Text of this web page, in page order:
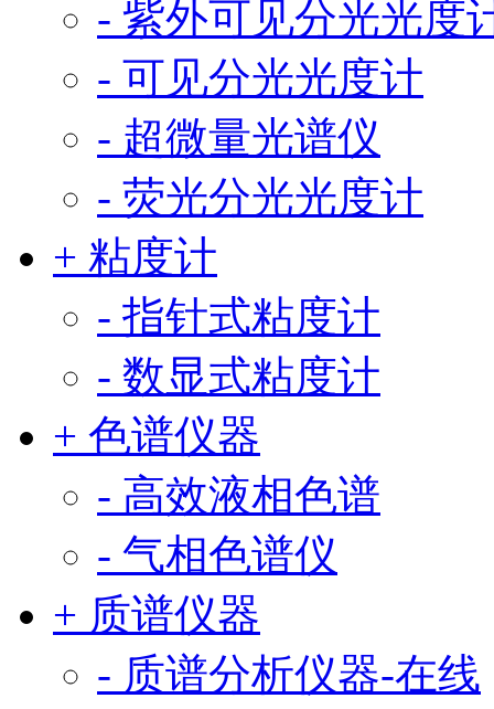
- 紫外可见分光光度
- 可见分光光度计
- 超微量光谱仪
- 荧光分光光度计
+ 粘度计
- 指针式粘度计
- 数显式粘度计
+ 色谱仪器
- 高效液相色谱
- 气相色谱仪
+ 质谱仪器
- 质谱分析仪器-在线